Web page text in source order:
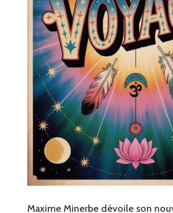
Maxime Minerbe dévoile son